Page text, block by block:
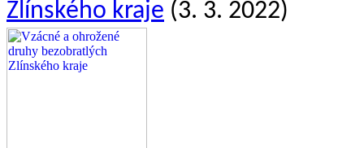
Zlínského kraje (3. 3. 2022)